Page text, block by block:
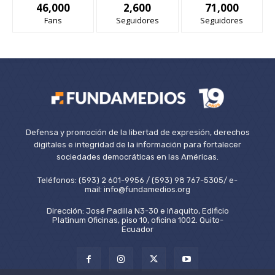
46,000
Fans
2,600
Seguidores
71,000
Seguidores
Defensa y promoción de la libertad de expresión, derechos
digitales e integridad de la información para fortalecer
sociedades democráticas en las Américas.
Teléfonos: (593) 2 601-9956 / (593) 98 767-5305/ e-
mail: info@fundamedios.org
Dirección: José Padilla N3-30 e Iñaquito, Edificio
Platinum Oficinas, piso 10, oficina 1002. Quito-
Ecuador